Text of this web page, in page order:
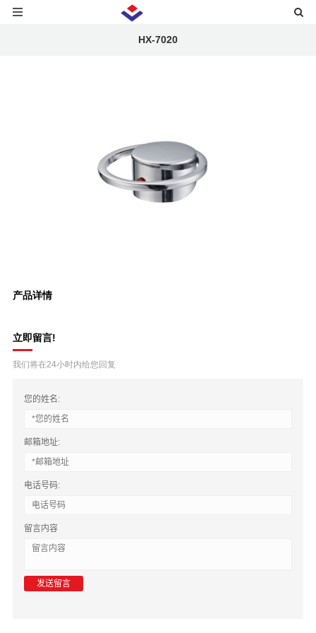
HX-7020
产品详情
立即留言!
我们将在24小时内给您回复
您的姓名:
邮箱地址:
电话号码:
留言内容